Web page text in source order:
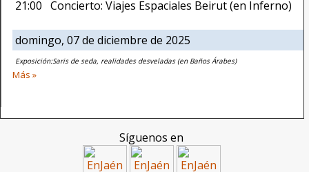
21:00 Concierto: Viajes Espaciales Beirut (en Inferno)
domingo, 07 de diciembre de 2025
Exposición:Saris de seda, realidades desveladas (en Baños Árabes)
Más »
Síguenos en